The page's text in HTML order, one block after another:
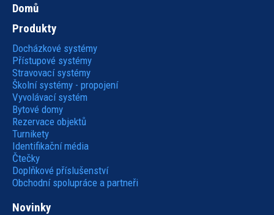
Hlavní
navigace
Domů
Produkty
Docházkové systémy
Přístupové systémy
Stravovací systémy
Školní systémy - propojení
Vyvolávací systém
Bytové domy
Rezervace objektů
Turnikety
Identifikační média
Čtečky
Doplňkové příslušenství
Obchodní spolupráce a partneři
Novinky